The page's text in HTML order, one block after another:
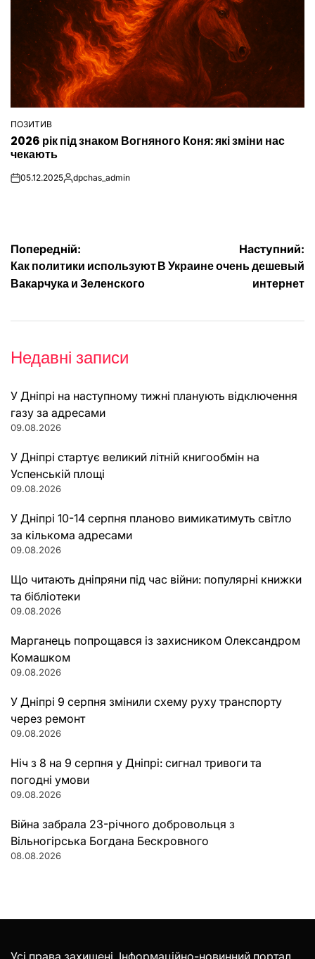
ОПУБЛІКУВАТИ
У
ПОЗИТИВ
2026 рік під знаком Вогняного Коня: які зміни нас
чекають
on05.12.2025Опубліковано
dpchas_admin
Навігація
записів
Попередній:
Как политики используют
Вакарчука и Зеленского
Наступний:
В Украине очень дешевый
интернет
Недавні записи
У Дніпрі на наступному тижні планують відключення
газу за адресами
09.08.2026
У Дніпрі стартує великий літній книгообмін на
Успенській площі
09.08.2026
У Дніпрі 10-14 серпня планово вимикатимуть світло
за кількома адресами
09.08.2026
Що читають дніпряни під час війни: популярні книжки
та бібліотеки
09.08.2026
Марганець попрощався із захисником Олександром
Комашком
09.08.2026
У Дніпрі 9 серпня змінили схему руху транспорту
через ремонт
09.08.2026
Ніч з 8 на 9 серпня у Дніпрі: сигнал тривоги та
погодні умови
09.08.2026
Війна забрала 23-річного добровольця з
Вільногірська Богдана Бескровного
08.08.2026
Усі права захищені. Інформаційно-новинний портал